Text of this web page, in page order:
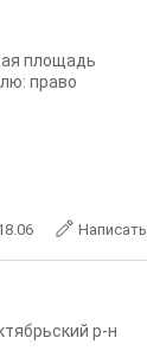
площадь
право
Написать
р-н